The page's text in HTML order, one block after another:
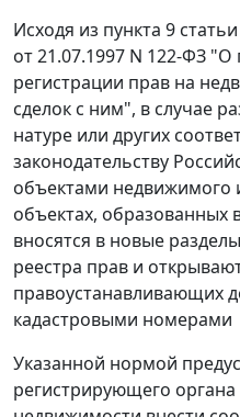
Исходя из пункта 9
от 21.07.1997 N 122-ФЗ "О
регистрации прав на
сделок с ним", в случае
натуре или других
законодательству
объектами недвижимого
объектах, образованных
вносятся в новые
реестра прав и
правоустанавливающих
кадастровыми номерами
Указанной нормой
регистрирующего